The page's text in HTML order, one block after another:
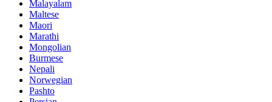
Malayalam
Maltese
Maori
Marathi
Mongolian
Burmese
Nepali
Norwegian
Pashto